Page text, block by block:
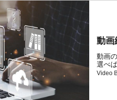
動画
動画
選べ
Video